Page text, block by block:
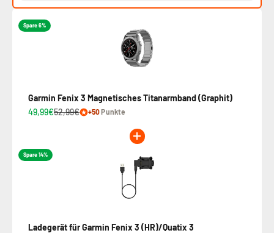
Spare 6%
Garmin Fenix 3 Magnetisches Titanarmband (Graphit)
49,99€52,99€ +50Punkte
Spare 14%
Ladegerät für Garmin Fenix 3 (HR)/Quatix 3